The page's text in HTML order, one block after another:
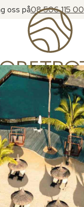
oss på08 506 115 00